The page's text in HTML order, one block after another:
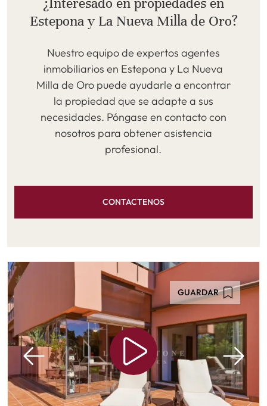
Estepona y La Nueva Milla de Oro?
Nuestro equipo de expertos agentes
inmobiliarios en Estepona y La Nueva
Milla de Oro puede ayudarle a encontrar
la propiedad que se adapte a sus
necesidades. Póngase en contacto con
nosotros para obtener asistencia
profesional.
CONTACTENOS
GUARDAR